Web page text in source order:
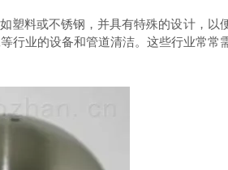
料或不锈钢，并具有特殊的设计，以
行业的设备和管道清洁。这些行业常常